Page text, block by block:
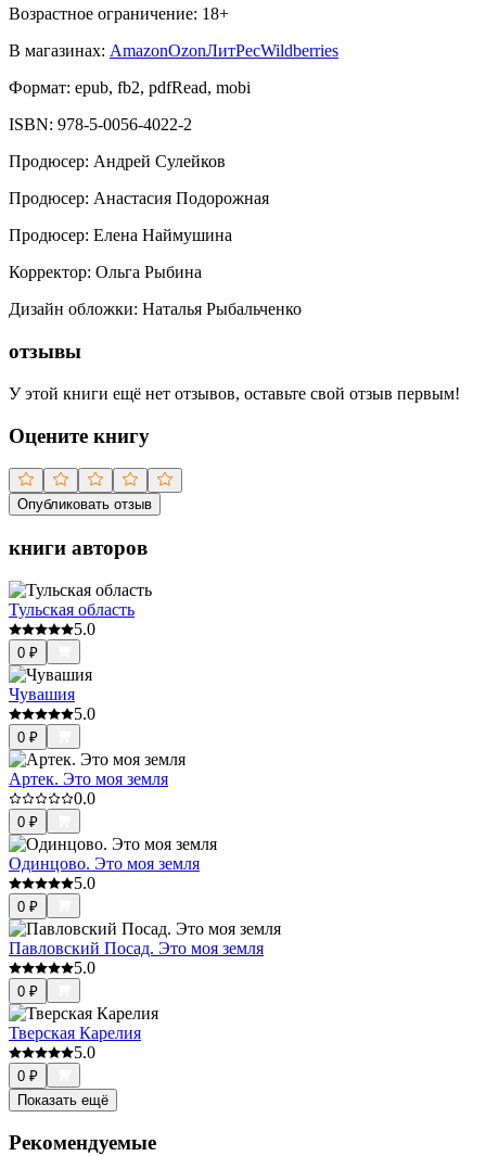
Возрастное ограничение: 18+
В магазинах: AmazonOzonЛитРесWildberries
Формат: epub, fb2, pdfRead, mobi
ISBN: 978-5-0056-4022-2
Продюсер: Андрей Сулейков
Продюсер: Анастасия Подорожная
Продюсер: Елена Наймушина
Корректор: Ольга Рыбина
Дизайн обложки: Наталья Рыбальченко
отзывы
У этой книги ещё нет отзывов, оставьте свой отзыв первым!
Оцените книгу
Опубликовать отзыв
книги авторов
Тульская область
5.0
0 ₽
Чувашия
5.0
0 ₽
Артек. Это моя земля
0.0
0 ₽
Одинцово. Это моя земля
5.0
0 ₽
Павловский Посад. Это моя земля
5.0
0 ₽
Тверская Карелия
5.0
0 ₽
Показать ещё
Рекомендуемые